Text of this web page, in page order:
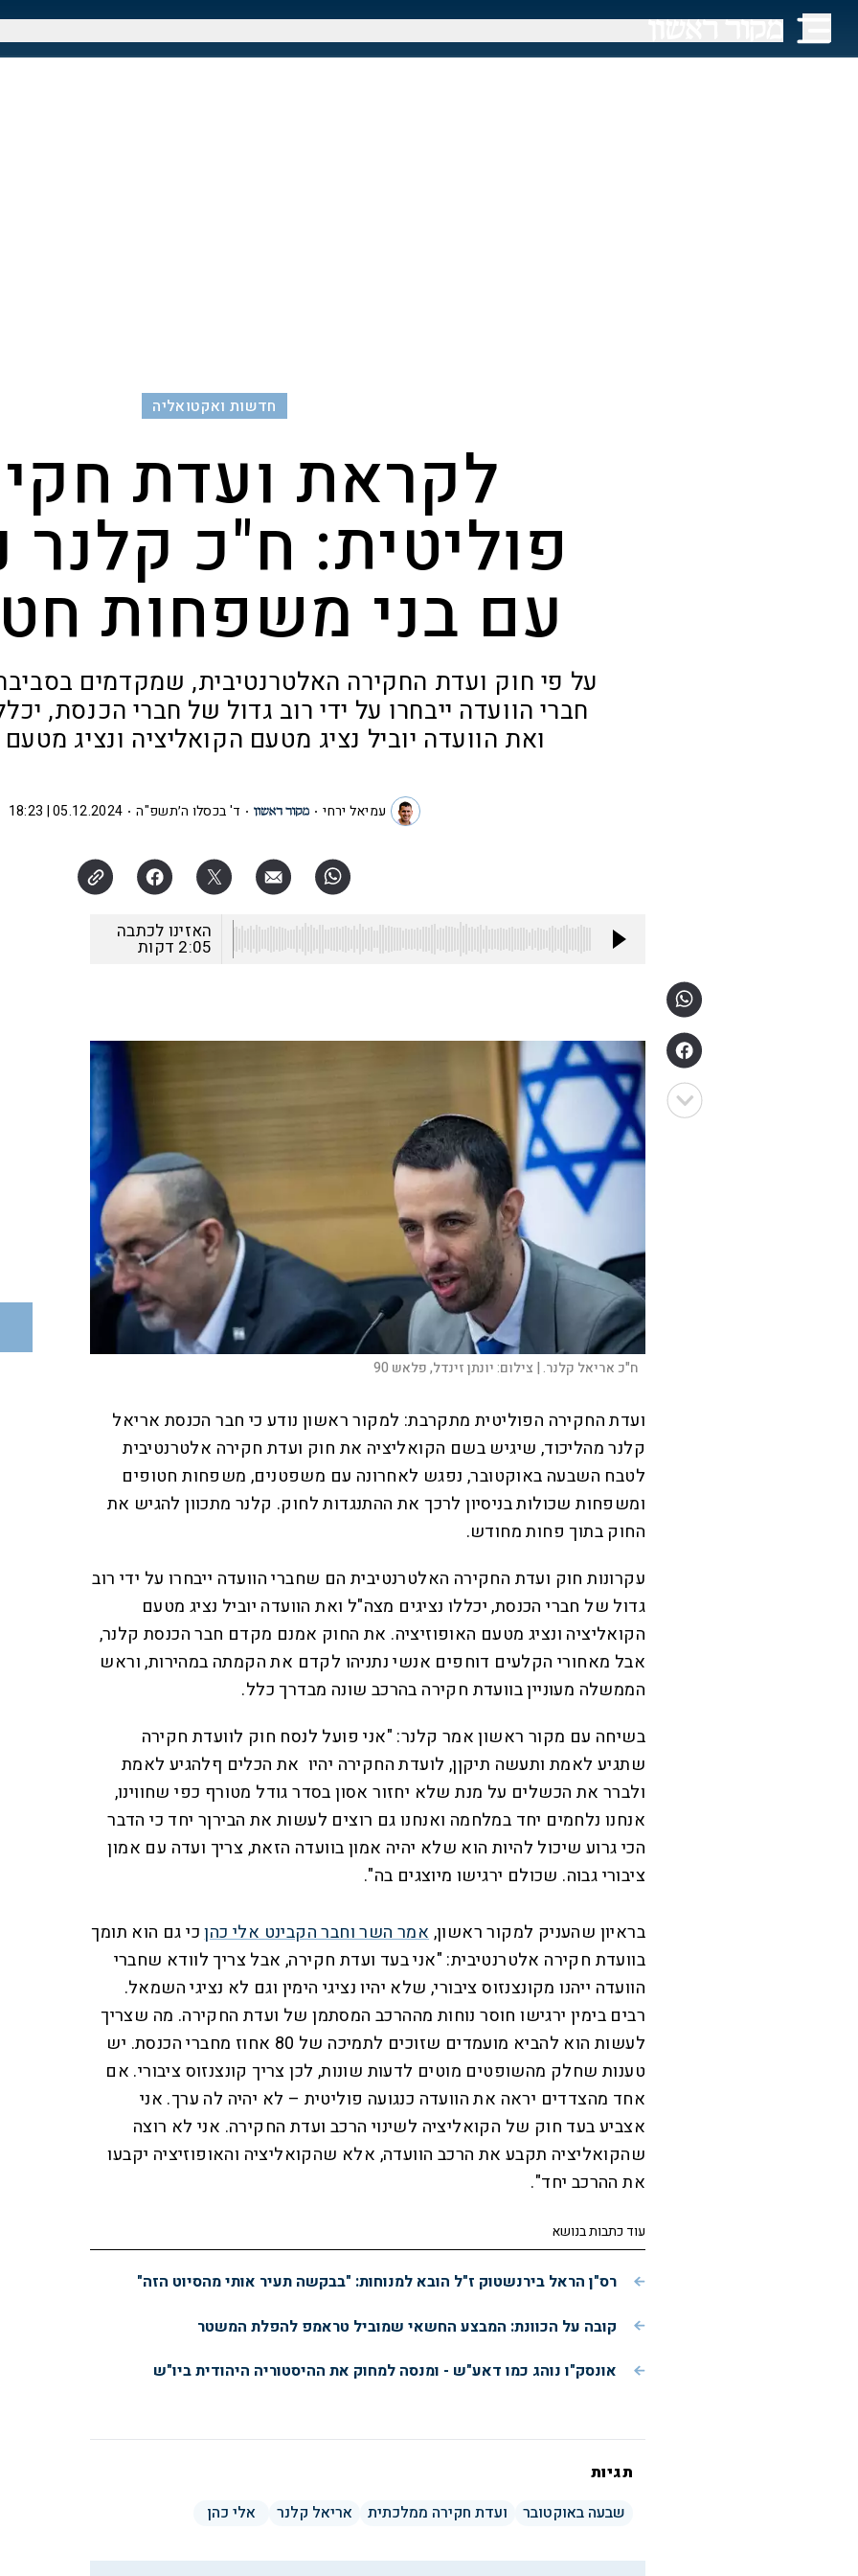
חדשות ואקטואליה
לקראת ועדת
פוליטית: ח"כ קלנר
עם בני משפחות
על פי חוק ועדת החקירה האלטרנטיבית, שמקדמים
חברי הוועדה ייבחרו על ידי רוב גדול של חברי הכנסת,
ואת הוועדה יוביל נציג מטעם הקואליציה ונציג מטעם
עמיאל ירחי ד' בכסלו ה׳תשפ"ה 05.12.2024 | 18:23
האזינו לכתבה
2:05 דקות
ח"כ אריאל קלנר. | צילום:יונתן זינדל, פלאש 90
ועדת החקירה הפוליטית מתקרבת: למקור ראשון נודע כי חבר הכנסת אריאל
קלנר מהליכוד, שיגיש בשם הקואליציה את חוק ועדת חקירה אלטרנטיבית
לטבח השבעה באוקטובר, נפגש לאחרונה עם משפטנים, משפחות חטופים
ומשפחות שכולות בניסיון לרכך את ההתנגדות לחוק. קלנר מתכוון להגיש את
החוק בתוך פחות מחודש.
עקרונות חוק ועדת החקירה האלטרנטיבית הם שחברי הוועדה ייבחרו על ידי רוב
גדול של חברי הכנסת, יכללו נציגים מצה"ל ואת הוועדה יוביל נציג מטעם
הקואליציה ונציג מטעם האופוזיציה. את החוק אמנם מקדם חבר הכנסת קלנר,
אבל מאחורי הקלעים דוחפים אנשי נתניהו לקדם את הקמתה במהירות, וראש
הממשלה מעוניין בוועדת חקירה בהרכב שונה מבדרך כלל.
בשיחה עם מקור ראשון אמר קלנר: "אני פועל לנסח חוק לוועדת חקירה
שתגיע לאמת ותעשה תיקןן, לועדת החקירה יהיו את הכלים ףלהגיע לאמת
ולברר את הכשלים על מנת שלא יחזור אסון בסדר גודל מטורף כפי שחווינו,
אנחנו נלחמים יחד במלחמה ואנחנו גם רוצים לעשות את הבירןר יחד כי הדבר
הכי גרוע שיכול להיות הוא שלא יהיה אמון בוועדה הזאת, צריך ועדה עם אמון
ציבורי גבוה. שכולם ירגישו מיוצגים בה".
‏בראיון שהעניק למקור ראשון,אמר השר וחבר הקבינט אלי כהןכי גם הוא תומך
בוועדת חקירה אלטרנטיבית: "אני בעד ועדת חקירה, אבל צריך לוודא שחברי
הוועדה ייהנו מקונצנזוס ציבורי, שלא יהיו נציגי הימין וגם לא נציגי השמאל.
רבים בימין ירגישו חוסר נוחות מההרכב המסתמן של ועדת החקירה. מה שצריך
לעשות הוא להביא מועמדים שזוכים לתמיכה של 80 אחוז מחברי הכנסת. יש
טענות שחלק מהשופטים מוטים לדעות שונות, לכן צריך קונצנזוס ציבורי. אם
אחד מהצדדים יראה את הוועדה כנגועה פוליטית – לא יהיה לה ערך. אני
אצביע בעד חוק של הקואליציה לשינוי הרכב ועדת החקירה. אני לא רוצה
שהקואליציה תקבע את הרכב הוועדה, אלא שהקואליציה והאופוזיציה יקבעו
את ההרכב יחד".
עוד כתבות בנושא
רס"ן הראל בירנשטוק ז"ל הובא למנוחות: "בבקשה תעיר אותי מהסיוט הזה"
קובה על הכוונת: המבצע החשאי שמוביל טראמפ להפלת המשטר
אונסק"ו נוהג כמו דאע"ש - ומנסה למחוק את ההיסטוריה היהודית ביו"ש
תגיות
שבעה באוקטובר
ועדת חקירה ממלכתית אריאל קלנר אלי כהן